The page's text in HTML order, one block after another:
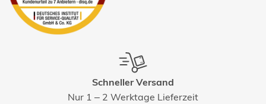
Schneller Versand
Nur 1 – 2 Werktage Lieferzeit